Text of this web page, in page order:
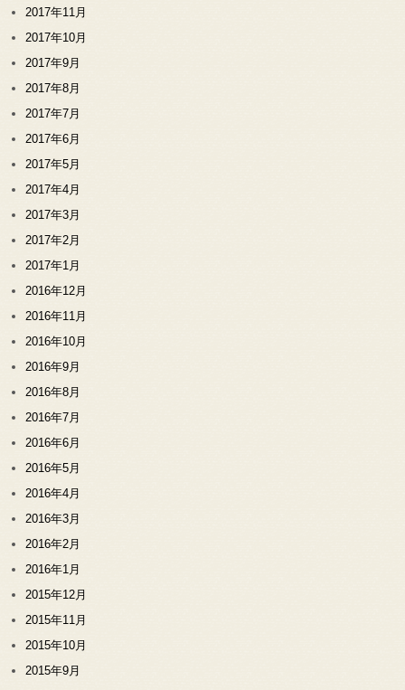
2017年11月
2017年10月
2017年9月
2017年8月
2017年7月
2017年6月
2017年5月
2017年4月
2017年3月
2017年2月
2017年1月
2016年12月
2016年11月
2016年10月
2016年9月
2016年8月
2016年7月
2016年6月
2016年5月
2016年4月
2016年3月
2016年2月
2016年1月
2015年12月
2015年11月
2015年10月
2015年9月